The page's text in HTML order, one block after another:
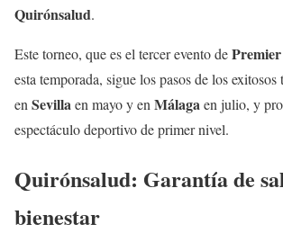
Quirónsalud.
Este torneo, que es el tercer evento de
esta temporada, sigue los pasos de los exitosos
en Sevillaen mayo y en Málagaen julio, y
espectáculo deportivo de primer nivel.
Quirónsalud: Garantía de
bienestar